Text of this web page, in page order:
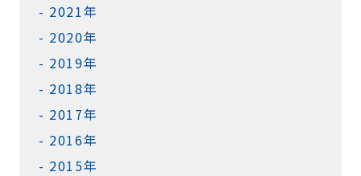
2021年
2020年
2019年
2018年
2017年
2016年
2015年